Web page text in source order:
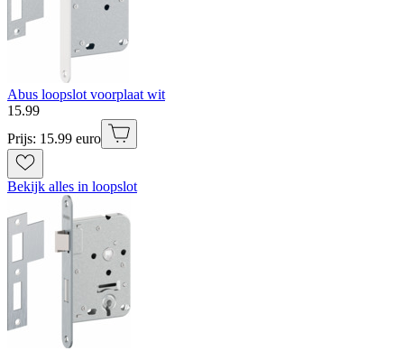
Abus loopslot voorplaat wit
15.99
Prijs: 15.99 euro
Bekijk alles in loopslot